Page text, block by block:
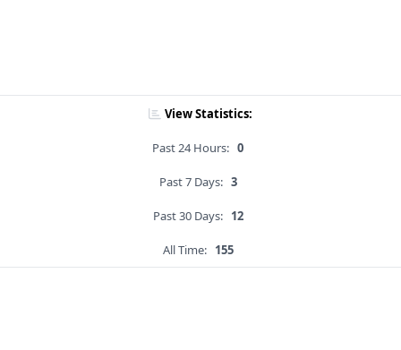
View Statistics:
Past 24 Hours: 0
Past 7 Days: 3
Past 30 Days: 12
All Time: 155